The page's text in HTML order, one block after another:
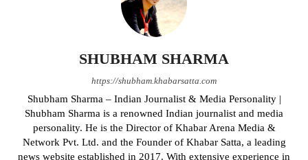
SHUBHAM SHARMA
https://shubham.khabarsatta.com
Shubham Sharma – Indian Journalist & Media Personality |
Shubham Sharma is a renowned Indian journalist and media
personality. He is the Director of Khabar Arena Media &
Network Pvt. Ltd. and the Founder of Khabar Satta, a leading
news website established in 2017. With extensive experience in